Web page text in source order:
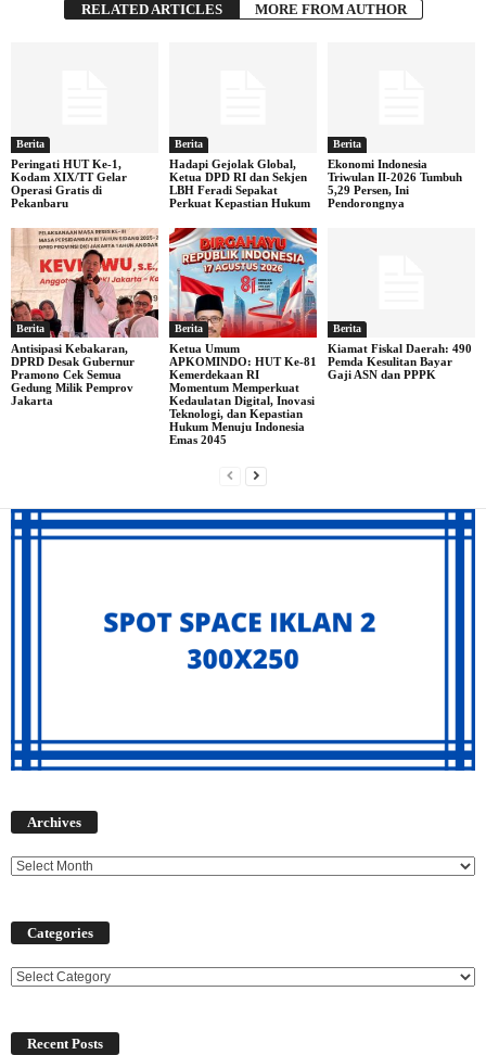
RELATED ARTICLES MORE FROM AUTHOR
Berita
Peringati HUT Ke-1,
Kodam XIX/TT Gelar
Operasi Gratis di
Pekanbaru
Berita
Hadapi Gejolak Global,
Ketua DPD RI dan Sekjen
LBH Feradi Sepakat
Perkuat Kepastian Hukum
Berita
Ekonomi Indonesia
Triwulan II-2026 Tumbuh
5,29 Persen, Ini
Pendorongnya
Berita
Antisipasi Kebakaran,
DPRD Desak Gubernur
Pramono Cek Semua
Gedung Milik Pemprov
Jakarta
Berita
Ketua Umum
APKOMINDO: HUT Ke-81
Kemerdekaan RI
Momentum Memperkuat
Kedaulatan Digital, Inovasi
Teknologi, dan Kepastian
Hukum Menuju Indonesia
Emas 2045
Berita
Kiamat Fiskal Daerah: 490
Pemda Kesulitan Bayar
Gaji ASN dan PPPK
Archives
Categories
Categories
Recent Posts